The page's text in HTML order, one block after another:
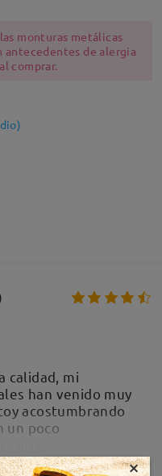
monturas metálicas
antecedentes de alergia
comprar.
)
calidad, mi
han venido muy
acostumbrando
un poco
×